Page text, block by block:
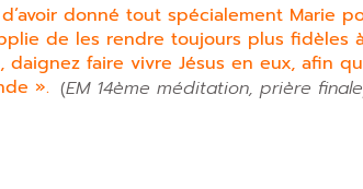
donné tout spécialement Marie
de les rendre toujours plus fidèles
faire vivre Jésus en eux, afin
». (EM 14ème méditation, prière